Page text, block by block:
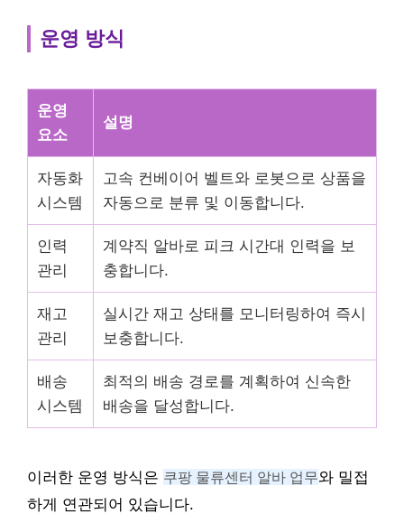
운영 방식
운영
요소
설명
자동화
시스템
고속 컨베이어 벨트와 로봇으로 상품을
자동으로 분류 및 이동합니다.
인력
관리
계약직 알바로 피크 시간대 인력을 보
충합니다.
재고
관리
실시간 재고 상태를 모니터링하여 즉시
보충합니다.
배송
시스템
최적의 배송 경로를 계획하여 신속한
배송을 달성합니다.
이러한 운영 방식은 쿠팡 물류센터 알바 업무와 밀접
하게 연관되어 있습니다.